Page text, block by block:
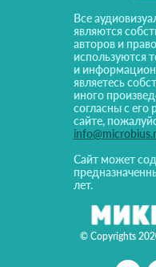
© Copyrights
Все
являются
авторов и
используются
и
являетесь
иного
согласны с
сайте,
Сайт может
лет.